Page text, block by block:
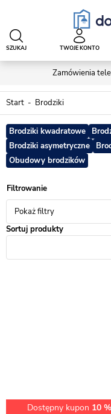
Zamówienia
SZUKAJ TWOJE KONTO
Start Brodziki
Brodziki kwadratowe
Brodziki asymetryczne
Obudowy brodzików
Pokaż filtry
Sortuj produkty
Dostępny kupon 10 %